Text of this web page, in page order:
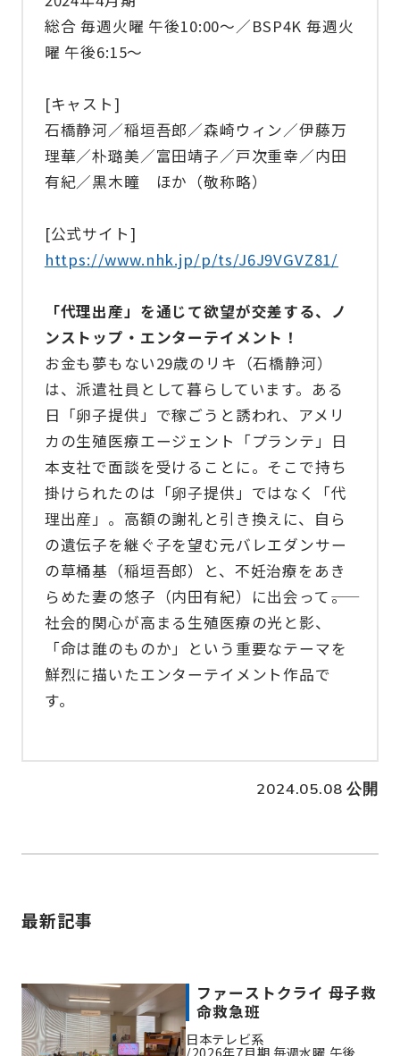
総合 毎週火曜 午後10:00～／BSP4K 毎週火
曜 午後6:15～
[キャスト]
石橋静河／稲垣吾郎／森崎ウィン／伊藤万
理華／朴璐美／富田靖子／戸次重幸／内田
有紀／黒木瞳 ほか（敬称略）
[公式サイト]
https://www.nhk.jp/p/ts/J6J9VGVZ81/
「代理出産」を通じて欲望が交差する、ノ
ンストップ・エンターテイメント！
お金も夢もない29歳のリキ（石橋静河）
は、派遣社員として暮らしています。ある
日「卵子提供」で稼ごうと誘われ、アメリ
カの生殖医療エージェント「プランテ」日
本支社で面談を受けることに。そこで持ち
掛けられたのは「卵子提供」ではなく「代
理出産」。高額の謝礼と引き換えに、自ら
の遺伝子を継ぐ子を望む元バレエダンサー
の草桶基（稲垣吾郎）と、不妊治療をあき
らめた妻の悠子（内田有紀）に出会って――。
社会的関心が高まる生殖医療の光と影、
「命は誰のものか」という重要なテーマを
鮮烈に描いたエンターテイメント作品で
す。
2024.05.08 公開
最新記事
ファーストクライ 母子救
命救急班
日本テレビ系
2026年7月期 毎週水曜 午後